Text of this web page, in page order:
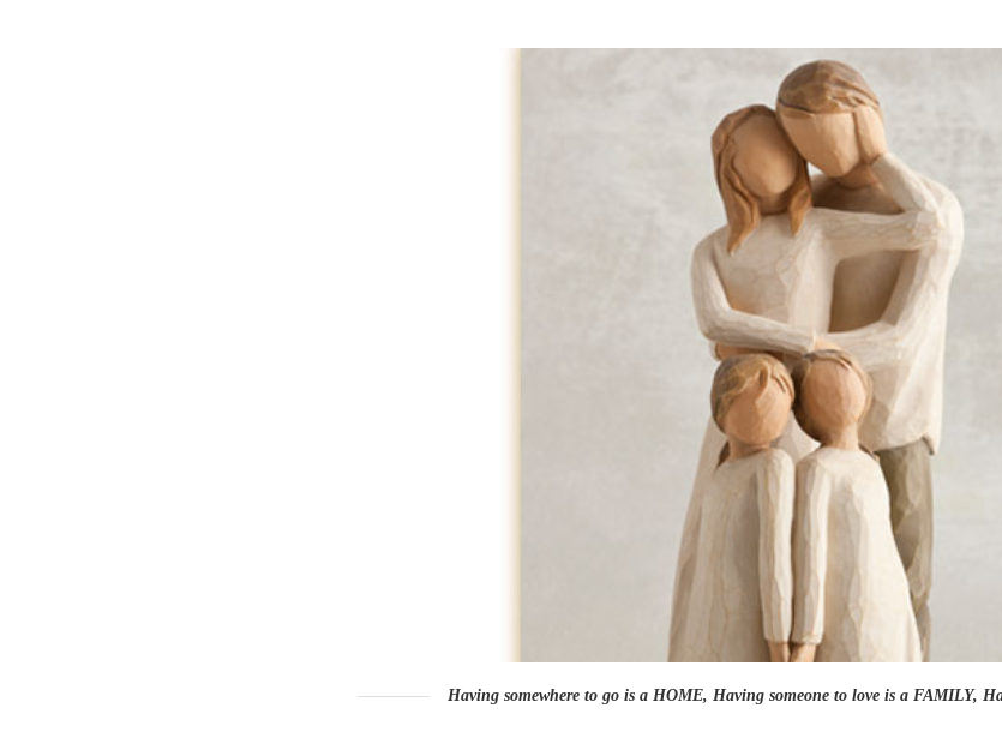
Having somewhere to go is a HOME, Having someone to love is a FAMILY,